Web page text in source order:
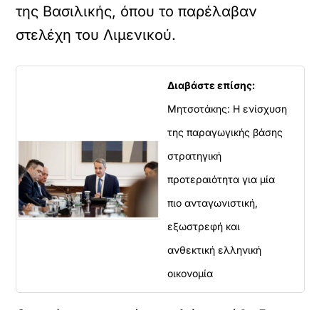
της Βασιλικής, όπου το παρέλαβαν
στελέχη του Λιμενικού.
Διαβάστε επίσης:
Μητσοτάκης: Η ενίσχυση
της παραγωγικής βάσης
στρατηγική
προτεραιότητα για μία
πιο ανταγωνιστική,
εξωστρεφή και
ανθεκτική ελληνική
οικονομία